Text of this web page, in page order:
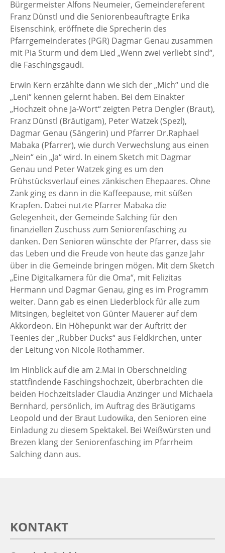
Bürgermeister Alfons Neumeier, Gemeindereferent
Franz Dünstl und die Seniorenbeauftragte Erika
Eisenschink, eröffnete die Sprecherin des
Pfarrgemeinderates (PGR) Dagmar Genau zusammen
mit Pia Sturm und dem Lied „Wenn zwei verliebt sind“,
die Faschingsgaudi.
Erwin Kern erzählte dann wie sich der „Mich“ und die
„Leni“ kennen gelernt haben. Bei dem Einakter
„Hochzeit ohne Ja-Wort“ zeigten Petra Dengler (Braut),
Franz Dünstl (Bräutigam), Peter Watzek (Spezl),
Dagmar Genau (Sängerin) und Pfarrer Dr.Raphael
Mabaka (Pfarrer), wie durch Verwechslung aus einen
„Nein“ ein „Ja“ wird. In einem Sketch mit Dagmar
Genau und Peter Watzek ging es um den
Frühstücksverlauf eines zänkischen Ehepaares. Ohne
Zank ging es dann in die Kaffeepause, mit süßen
Krapfen. Dabei nutzte Pfarrer Mabaka die
Gelegenheit, der Gemeinde Salching für den
finanziellen Zuschuss zum Seniorenfasching zu
danken. Den Senioren wünschte der Pfarrer, dass sie
das Leben und die Freude von heute das ganze Jahr
über in die Gemeinde bringen mögen. Mit dem Sketch
„Eine Digitalkamera für die Oma“, mit Felizitas
Hermann und Dagmar Genau, ging es im Programm
weiter. Dann gab es einen Liederblock für alle zum
Mitsingen, begleitet von Günter Mauerer auf dem
Akkordeon. Ein Höhepunkt war der Auftritt der
Teenies der „Rubber Ducks“ aus Feldkirchen, unter
der Leitung von Nicole Rothammer.
Im Hinblick auf die am 2.Mai in Oberschneiding
stattfindende Faschingshochzeit, überbrachten die
beiden Hochzeitslader Claudia Anzinger und Michaela
Bernhard, persönlich, im Auftrag des Bräutigams
Leopold und der Braut Ludowika, den Senioren eine
Einladung zu diesem Spektakel. Bei Weißwürsten und
Brezen klang der Seniorenfasching im Pfarrheim
Salching dann aus.
KONTAKT